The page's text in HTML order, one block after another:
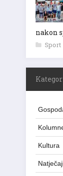
nakon
Sport
Kultura